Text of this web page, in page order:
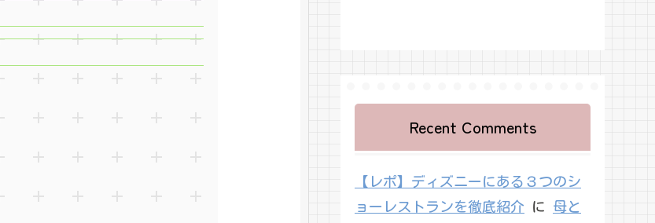
Recent Comments
【レポ】ディズニーにある３つのシ
ョーレストランを徹底紹介 に 母と